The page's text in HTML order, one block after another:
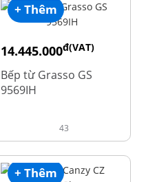
+ Thêm
14.445.000đ(VAT)
19.260.000
Bếp từ Grasso GS
9569IH
43
+ Thêm